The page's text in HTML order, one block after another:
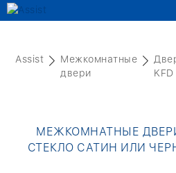
Assist
Межкомнатные
двери
KFD
МЕЖКОМНАТНЫЕ ДВЕРИ
СТЕКЛО САТИН ИЛИ